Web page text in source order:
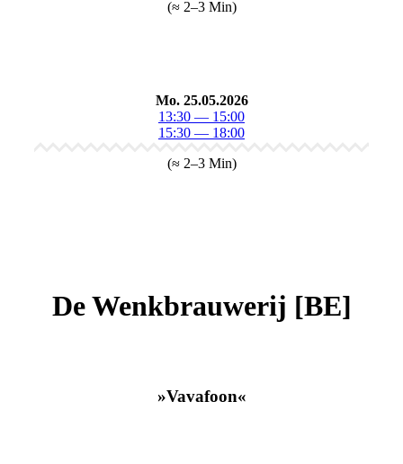
(≈ 2–3 Min)
Mo. 25.05.2026
13:30 — 15:00
15:30 — 18:00
(≈ 2–3 Min)
De Wenkbrauwerij [BE]
»Vavafoon«